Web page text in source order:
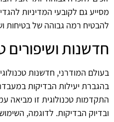
מסייע גם לקובעי המדיניות
להבטיח רמה גבוהה של בטיחות
חדשנות ושיפורים
בעולם המודרני, חדשנות
בהגברת יעילות הבדיקות
התקדמות טכנולוגית זו מביאה
ובדיוק הבדיקות. לדוגמה,